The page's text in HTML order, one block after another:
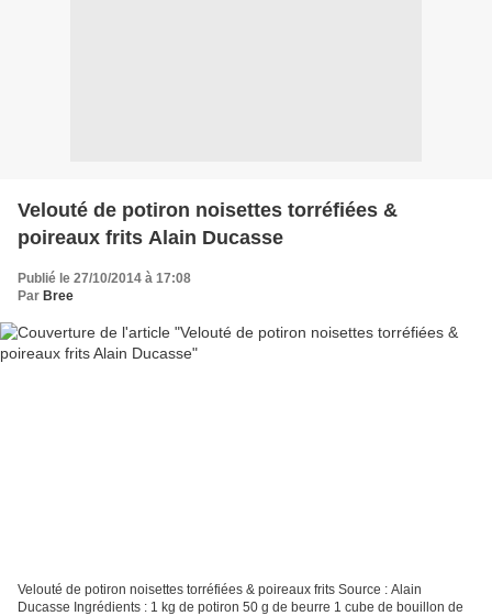
Velouté de potiron noisettes torréfiées &
poireaux frits Alain Ducasse
Publié le 27/10/2014 à 17:08
Par Bree
Velouté de potiron noisettes torréfiées & poireaux frits Source : Alain
Ducasse Ingrédients : 1 kg de potiron 50 g de beurre 1 cube de bouillon de